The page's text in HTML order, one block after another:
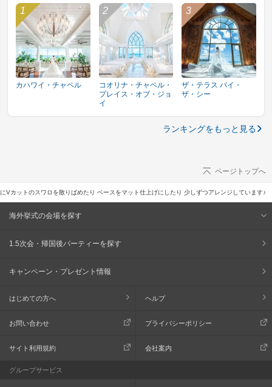
カハワイ・チャペル
コオリナ・チャペル・
プレイス・オブ・ジョ
イ
ザ・テラス バイ・
ザ・シー
ランキングをもっと見る
ページトップへ
Vカットのスワロを散りばめたり ベースをマット仕上げにしたり 少しずつアレンジしています♪
海外挙式の会場を探す
1.5次会・帰国後パーティーを探す
キャンペーン・プレゼント情報
はじめての方へ ヘルプ
お問い合わせ プライバシーポリシー
サイト利用規約 会社案内
グループサービス